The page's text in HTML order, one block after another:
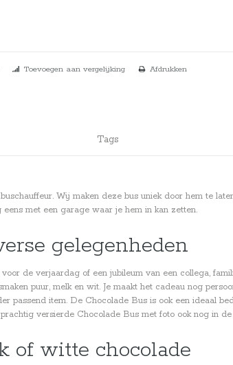
Toevoegen aan vergelijking Afdrukken
Tags
Wij maken deze bus uniek door hem te
met een garage waar je hem in kan zetten.
gelegenheden
de verjaardag of een jubileum van een collega,
puur, melk en wit. Je maakt het cadeau nog
passend item. De Chocolade Bus is ook een ideaal
versierde Chocolade Bus met foto ook nog in
of witte chocolade